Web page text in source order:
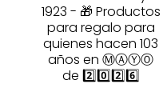
1923 - 🎁 Productos
para regalo para
quienes hacen 103
años en ⓂⒶⓎⓄ
de 2️⃣0️⃣2️⃣6️⃣